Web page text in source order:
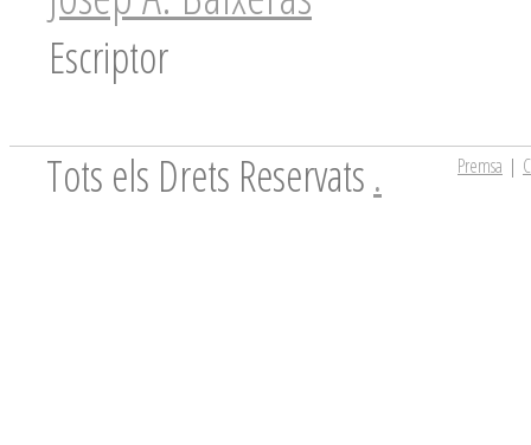
Escriptor
Tots els Drets Reservats . Premsa |